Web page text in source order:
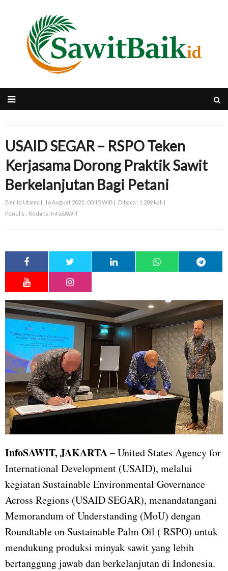
USAID SEGAR – RSPO Teken
Kerjasama Dorong Praktik Sawit
Berkelanjutan Bagi Petani
Berita Utama | 16 August 2022 , 00:15 WIB | Dibaca : 1.289 kali |
Penulis : Redaksi InfoSAWIT
InfoSAWIT, JAKARTA –United States Agency for
International Development (USAID), melalui
kegiatan Sustainable Environmental Governance
Across Regions (USAID SEGAR), menandatangani
Memorandum of Understanding (MoU) dengan
Roundtable on Sustainable Palm Oil ( RSPO) untuk
mendukung produksi minyak sawit yang lebih
bertanggung jawab dan berkelanjutan di Indonesia.